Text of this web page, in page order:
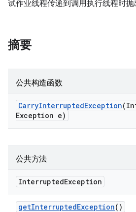
试作业线程传递到调用执行线程时抛
摘要
公共构造函数
CarryInterruptedException
Exception e)
公共方法
InterruptedException
getInterruptedException()